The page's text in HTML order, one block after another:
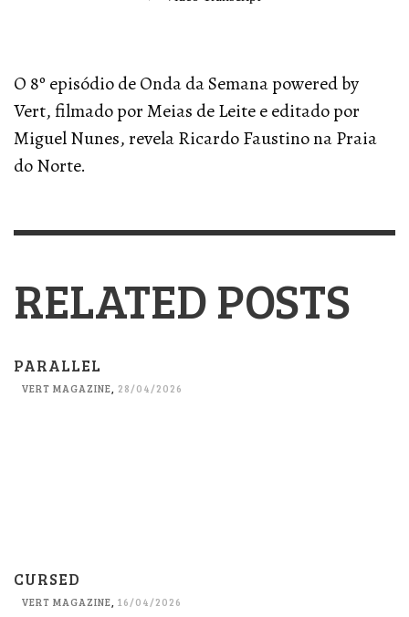
O 8º episódio de Onda da Semana powered by
Vert, filmado por Meias de Leite e editado por
Miguel Nunes, revela Ricardo Faustino na Praia
do Norte.
RELATED POSTS
PARALLEL
VERT MAGAZINE 28/04/2026
CURSED
VERT MAGAZINE, 16/04/2026